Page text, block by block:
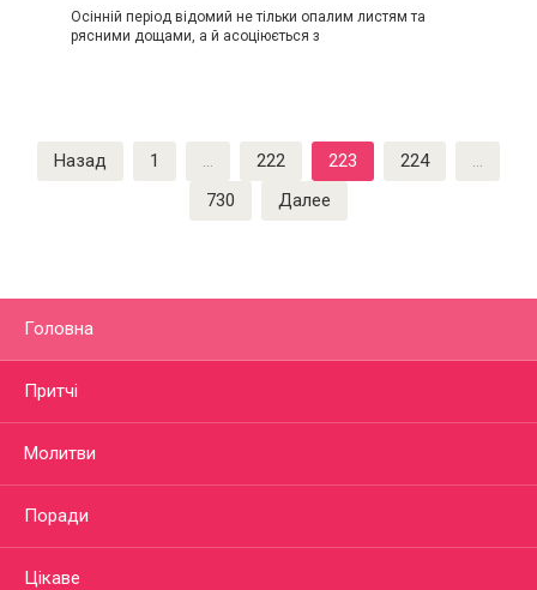
Осінній період відомий не тільки опалим листям та
рясними дощами, а й асоціюється з
Пагинация
записей
Назад 1 … 222 223 224
…
730
Далее
Головна
Притчі
Молитви
Поради
Цікаве